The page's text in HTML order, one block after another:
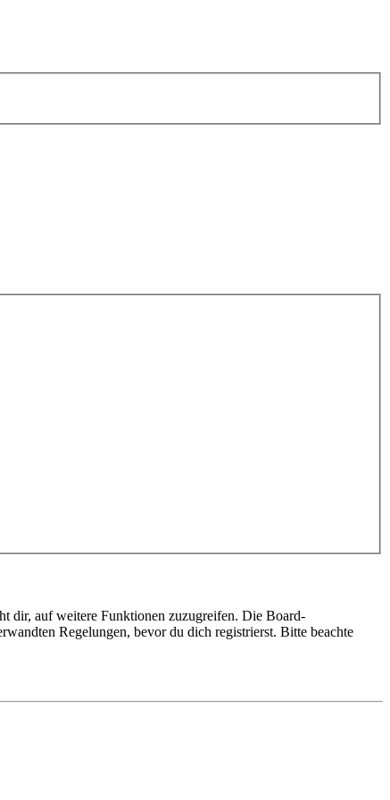
dir, auf weitere Funktionen zuzugreifen. Die Board-
Regelungen, bevor du dich registrierst. Bitte beachte